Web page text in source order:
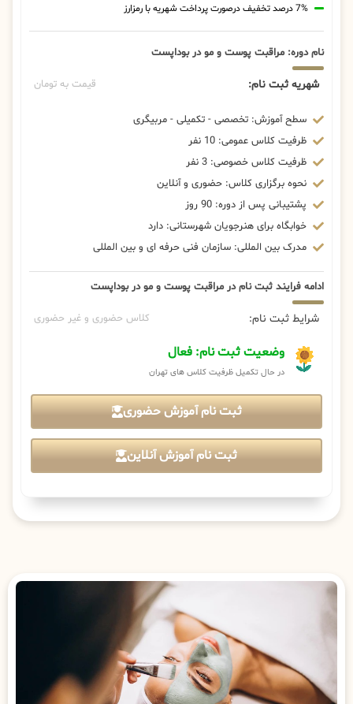
7% درصد تخفیف درصورت پرداخت شهریه با رمزارز
نام دوره: مراقبت پوست و مو در بوداپست
شهریه ثبت نام: قیمت به تومان
سطح آموزش: تخصصی - تکمیلی - مربیگری
ظرفیت کلاس عمومی: 10 نفر
ظرفیت کلاس خصوصی: 3 نفر
نحوه برگزاری کلاس: حضوری و آنلاین
پشتیبانی پس از دوره: 90 روز
خوابگاه برای هنرجویان شهرستانی: دارد
مدرک بین المللی: سازمان فنی حرفه ای و بین المللی
ادامه فرایند ثبت نام در مراقبت پوست و مو در بوداپست
شرایط ثبت نام: کلاس حضوری و غیر حضوری
وضعیت ثبت نام: فعال
در حال تکمیل ظرفیت کلاس های تهران
ثبت نام آموزش حضوری
ثبت نام آموزش آنلاین